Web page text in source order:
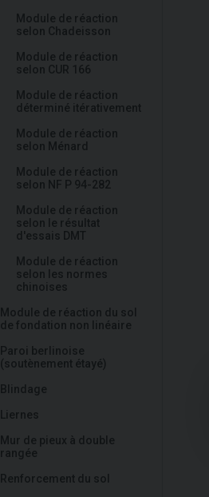
Module de réaction
selon Chadeisson
Module de réaction
selon CUR 166
Module de réaction
déterminé itérativement
Module de réaction
selon Ménard
Module de réaction
selon NF P 94-282
Module de réaction
selon le résultat
d'essais DMT
Module de réaction
selon les normes
chinoises
Module de réaction du sol
de fondation non linéaire
Paroi berlinoise
(soutènement étayé)
Blindage
Liernes
Mur de pieux à double
rangée
Renforcement du sol